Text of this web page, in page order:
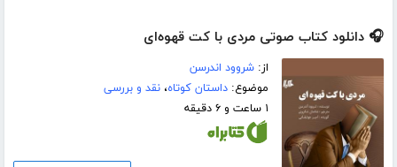
🎧 دانلود کتاب صوتی مردی با کت قهوه‌ای
از:شروود اندرسن
موضوع:داستان کوتاه،نقد و بررسی
۱ ساعت و ۶ دقیقه